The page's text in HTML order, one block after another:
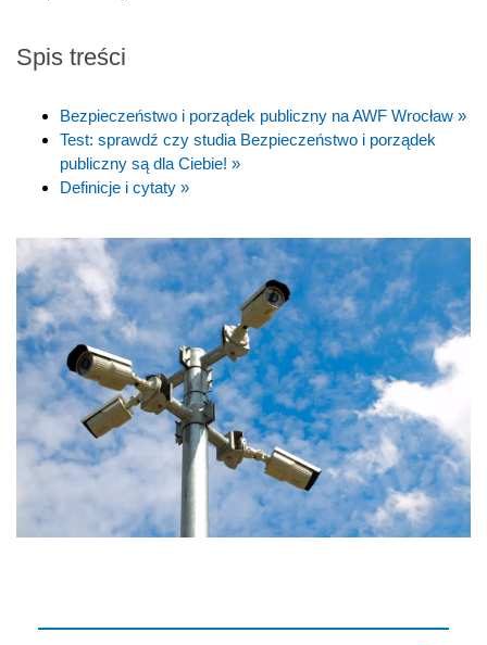
Spis treści
Bezpieczeństwo i porządek publiczny na AWF Wrocław »
Test: sprawdź czy studia Bezpieczeństwo i porządek
publiczny są dla Ciebie! »
Definicje i cytaty »